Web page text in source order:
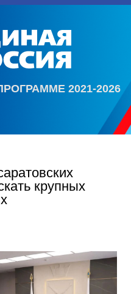
2021-2026
крупных